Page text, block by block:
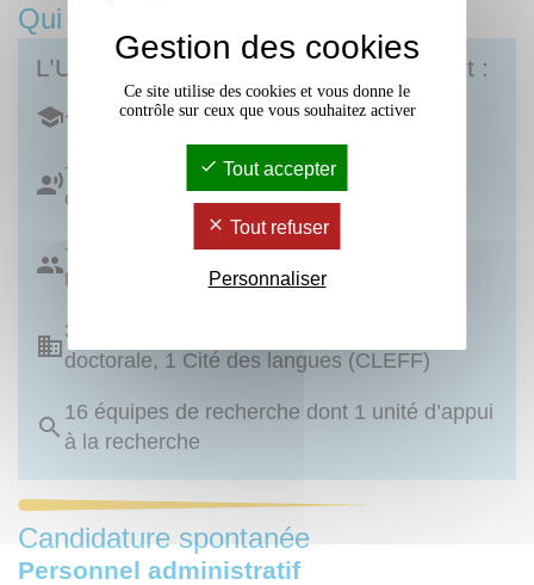
Qui sommes-nous ?
L’Université Bordeaux Montaigne c’est :
+ de 16 500 étudiant·es
+ de 700 personnels enseignants et
chercheurs
+ de 500 personnels administratifs et
techniques
3 UFR, 2 instituts (IJBA et IUT), 1 école
doctorale, 1 Cité des langues (CLEFF)
16 équipes de recherche dont 1 unité d’appui
à la recherche
Candidature spontanée
Personnel administratif
Gestion des cookies
Ce site utilise des cookies et vous donne le
contrôle sur ceux que vous souhaitez activer
Tout accepter
Tout refuser
Personnaliser